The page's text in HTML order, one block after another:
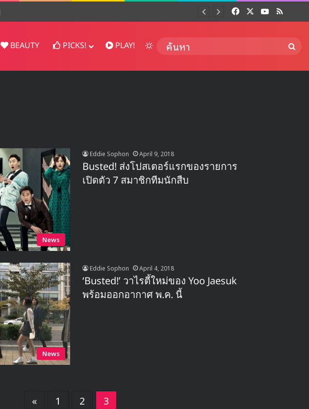
FacebookYouTube
RSS
BEAUTY PICKS! PLAY! Switch skin
News
Eddie Sophon April 9, 2018
Busted! ส่งโปสเตอร์แรกของรายการ
เปิดตัว 7 สมาชิกทีมนักสืบ
News
Eddie Sophon April 4, 2018
‘Busted!’ วาไรตี้ใหม่ของ Yoo Jaesuk
พร้อมออกอากาศ พ.ค. นี้
« 1 2 3